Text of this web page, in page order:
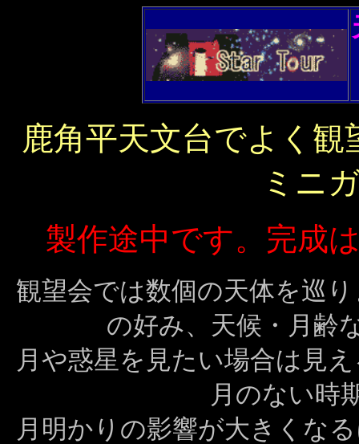
鹿角平天文台でよく
ミニ
製作途中です。完成
観望会では数個の天体を巡
の好み、天候・月齢
月や惑星を見たい場合は見
月のない時
月明かりの影響が大きくな